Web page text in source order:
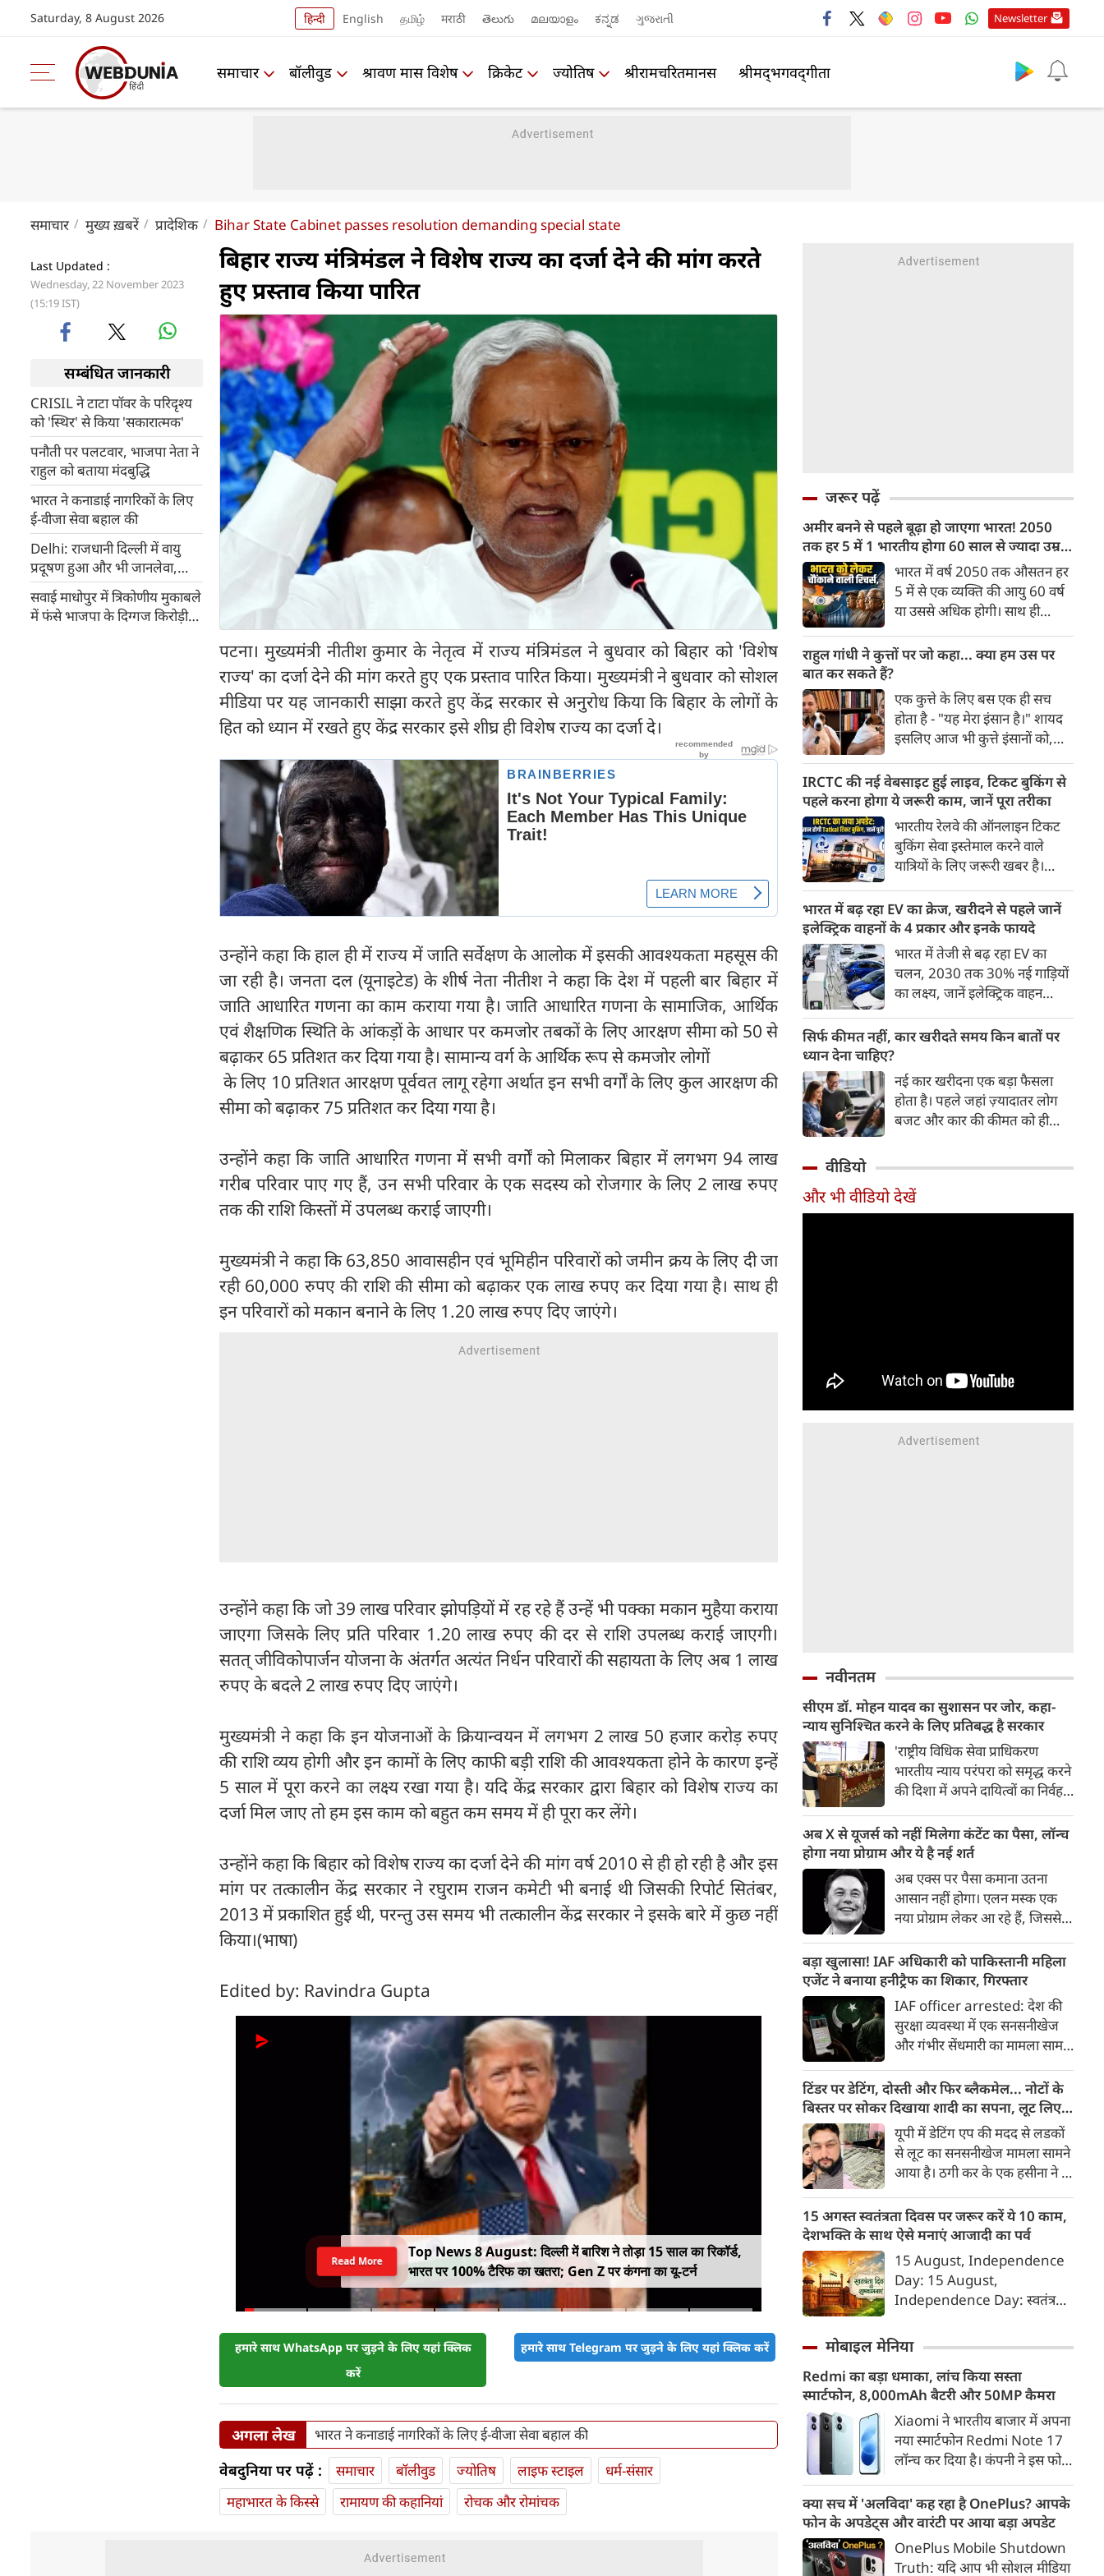
Saturday, 8 August 2026 हिन्दी English தமிழ் मराठी తెలుగు മലയാളം ಕನ್ನಡ ગુજરાતી Newsletter
समाचार बॉलीवुड श्रावण मास विशेष क्रिकेट ज्योतिष श्रीरामचरितमानस श्रीमद्‍भगवद्‍गीता
समाचार मुख्य ख़बरें प्रादेशिक Bihar State Cabinet passes resolution demanding special state
Last Updated :
Wednesday, 22 November 2023
(15:19 IST)
सम्बंधित जानकारी
CRISIL ने टाटा पॉवर के परिदृश्य
को 'स्थिर' से किया 'सकारात्मक'
पनौती पर पलटवार, भाजपा नेता ने
राहुल को बताया मंदबुद्धि
भारत ने कनाडाई नागरिकों के लिए
ई-वीजा सेवा बहाल की
Delhi: राजधानी दिल्ली में वायु
प्रदूषण हुआ और भी जानलेवा,
AQI बहुत खराब श्रेणी में पहुंचा
सवाई माधोपुर में त्रिकोणीय मुकाबले
में फंसे भाजपा के दिग्गज किरोड़ी
बिहार राज्य मंत्रिमंडल ने विशेष राज्य का दर्जा देने की मांग करते
हुए प्रस्ताव किया पारित
पटना। मुख्यमंत्री नीतीश कुमार के नेतृत्व में राज्य मंत्रिमंडल ने बुधवार को बिहार को 'विशेष
राज्य' का दर्जा देने की मांग करते हुए एक प्रस्ताव पारित किया। मुख्यमंत्री ने बुधवार को सोशल
मीडिया पर यह जानकारी साझा करते हुए केंद्र सरकार से अनुरोध किया कि बिहार के लोगों के
हित को ध्यान में रखते हुए केंद्र सरकार इसे शीघ्र ही विशेष राज्य का दर्जा दे।
उन्होंने कहा कि हाल ही में राज्य में जाति सर्वेक्षण के आलोक में इसकी आवश्यकता महसूस की
जा रही है। जनता दल (यूनाइटेड) के शीर्ष नेता नीतीश ने कहा कि देश में पहली बार बिहार में
जाति आधारित गणना का काम कराया गया है। जाति आधारित गणना के सामाजिक, आर्थिक
एवं शैक्षणिक स्थिति के आंकड़ों के आधार पर कमजोर तबकों के लिए आरक्षण सीमा को 50 से
बढ़ाकर 65 प्रतिशत कर दिया गया है। सामान्य वर्ग के आर्थिक रूप से कमजोर लोगों
के लिए 10 प्रतिशत आरक्षण पूर्ववत लागू रहेगा अर्थात इन सभी वर्गों के लिए कुल आरक्षण की
सीमा को बढ़ाकर 75 प्रतिशत कर दिया गया है।
उन्होंने कहा कि जाति आधारित गणना में सभी वर्गों को मिलाकर बिहार में लगभग 94 लाख
गरीब परिवार पाए गए हैं, उन सभी परिवार के एक सदस्य को रोजगार के लिए 2 लाख रुपए
तक की राशि किस्तों में उपलब्ध कराई जाएगी।
मुख्यमंत्री ने कहा कि 63,850 आवासहीन एवं भूमिहीन परिवारों को जमीन क्रय के लिए दी जा
रही 60,000 रुपए की राशि की सीमा को बढ़ाकर एक लाख रुपए कर दिया गया है। साथ ही
इन परिवारों को मकान बनाने के लिए 1.20 लाख रुपए दिए जाएंगे।
उन्होंने कहा कि जो 39 लाख परिवार झोपड़ियों में रह रहे हैं उन्हें भी पक्का मकान मुहैया कराया
जाएगा जिसके लिए प्रति परिवार 1.20 लाख रुपए की दर से राशि उपलब्ध कराई जाएगी।
सतत् जीविकोपार्जन योजना के अंतर्गत अत्यंत निर्धन परिवारों की सहायता के लिए अब 1 लाख
रुपए के बदले 2 लाख रुपए दिए जाएंगे।
मुख्यमंत्री ने कहा कि इन योजनाओं के क्रियान्वयन में लगभग 2 लाख 50 हजार करोड़ रुपए
की राशि व्यय होगी और इन कामों के लिए काफी बड़ी राशि की आवश्यकता होने के कारण इन्हें
5 साल में पूरा करने का लक्ष्य रखा गया है। यदि केंद्र सरकार द्वारा बिहार को विशेष राज्य का
दर्जा मिल जाए तो हम इस काम को बहुत कम समय में ही पूरा कर लेंगे।
उन्होंने कहा कि बिहार को विशेष राज्य का दर्जा देने की मांग वर्ष 2010 से ही हो रही है और इस
मांग पर तत्कालीन केंद्र सरकार ने रघुराम राजन कमेटी भी बनाई थी जिसकी रिपोर्ट सितंबर,
2013 में प्रकाशित हुई थी, परन्तु उस समय भी तत्कालीन केंद्र सरकार ने इसके बारे में कुछ नहीं
किया।(भाषा)
Edited by: Ravindra Gupta
Top News 8 August: दिल्ली में बारिश ने तोड़ा 15 साल का रिकॉर्ड,
भारत पर 100% टैरिफ का खतरा; Gen Z पर कंगना का यू-टर्न
Read More
हमारे साथ WhatsApp पर जुड़ने के लिए यहां क्लिक
करें
हमारे साथ Telegram पर जुड़ने के लिए यहां क्लिक करें
अगला लेख भारत ने कनाडाई नागरिकों के लिए ई-वीजा सेवा बहाल की
वेबदुनिया पर पढ़ें : समाचार बॉलीवुड ज्योतिष लाइफ स्‍टाइल
धर्म-संसार
महाभारत के किस्से
रामायण की कहानियां रोचक और रोमांचक
जरूर पढ़ें
अमीर बनने से पहले बूढ़ा हो जाएगा भारत! 2050
तक हर 5 में 1 भारतीय होगा 60 साल से ज्यादा उम्र
का
भारत में वर्ष 2050 तक औसतन हर
5 में से एक व्यक्ति की आयु 60 वर्ष
या उससे अधिक होगी। साथ ही
भारत में रहेंगे। ‘ट्रांसफॉर्म रूरल
अनुसार भारत विकसित देशों के
विपरीत समृद्ध बनने से पहले ही वृद्ध
होती आबादी वाले देश की श्रेणी में
पहुंच रहा है।
राहुल गांधी ने कुत्तों पर जो कहा... क्या हम उस पर
बात कर सकते हैं?
एक कुत्ते के लिए बस एक ही सच
होता है - "यह मेरा इंसान है।" शायद
इसलिए आज भी कुत्ते इंसानों को,
भू-राजनीति से लेकर कृत्रिम
बुद्धिमत्ता, जलवायु परिवर्तन से लेकर
क्रिकेट तक हर विषय पर बहस कर
सकते हैं, तो उस जीव पर भी एक
गंभीर चर्चा बनती है जिसने किसी भी
सभ्यता से पहले इंसान का साथ चुना
था। दुर्भाग्य यह है कि आज कुत्तों के
बारे में हमारी राय पशु-चिकित्सकों,
व्यवहार वैज्ञानिकों या विशेषज्ञों से
कम... और व्हाट्सऐप यूनिवर्सिटी से
ज़्यादा बनती है।
IRCTC की नई वेबसाइट हुई लाइव, टिकट बुकिंग से
पहले करना होगा ये जरूरी काम, जानें पूरा तरीका
भारतीय रेलवे की ऑनलाइन टिकट
बुकिंग सेवा इस्तेमाल करने वाले
यात्रियों के लिए जरूरी खबर है।
वेबसाइट का बीटा वर्जन लॉन्च कर
दिया है। करीब 24 साल पुराने
इंटरफेस के बाद वेबसाइट को नए
डिजाइन और कई नए फीचर्स के साथ
अपडेट किया गया है।
भारत में बढ़ रहा EV का क्रेज, खरीदने से पहले जानें
इलेक्ट्रिक वाहनों के 4 प्रकार और इनके फायदे
भारत में तेजी से बढ़ रहा EV का
चलन, 2030 तक 30% नई गाड़ियों
का लक्ष्य, जानें इलेक्ट्रिक वाहन
200 अरब रुपए का मौका
सिर्फ कीमत नहीं, कार खरीदते समय किन बातों पर
ध्यान देना चाहिए?
नई कार खरीदना एक बड़ा फैसला
होता है। पहले जहां ज़्यादातर लोग
बजट और कार की कीमत को ही
खरीदते समय किन बातों पर ध्यान
देना चाहिए।
वीडियो
और भी वीडियो देखें
नवीनतम
सीएम डॉ. मोहन यादव का सुशासन पर जोर, कहा-
न्याय सुनिश्चित करने के लिए प्रतिबद्ध है सरकार
'राष्ट्रीय विधिक सेवा प्राधिकरण
भारतीय न्याय परंपरा को समृद्ध करने
की दिशा में अपने दायित्वों का निर्वहन
थीम, एक आवाज, सशक्त भविष्य,
गरिमा, समावेशन के माध्यम से न्याय
पहुंचना है। न्याय, स्वतंत्रता और
बंधुत्व को लोकतंत्र का आधार बनाया
गया है। मध्यस्थता के माध्यम से छोटे-
छोटे मामलों का निपटारा कर हम केस
पेंडेंसी जैसे गंभीर विषयों पर मंथन
कर रहे हैं। हमारे लिए न्याय की
अवधारणा पंच परमेश्नरों की परंपरा
रही है, जिन्होंने कभी समझाइश
देकर, कभी समझौतों से विवादों को
सहजता से सुलझाया है।
अब X से यूजर्स को नहीं मिलेगा कंटेंट का पैसा, लॉन्‍च
होगा नया प्रोग्राम और ये है नई शर्त
अब एक्‍स पर पैसा कमाना उतना
आसान नहीं होगा। एलन मस्‍क एक
नया प्रोग्राम लेकर आ रहे हैं, जिससे
सकेगा। इसके लिए बकायदा एक शर्त
रख दी गई है।
बड़ा खुलासा! IAF अधिकारी को पाकिस्तानी महिला
एजेंट ने बनाया हनीट्रैफ का शिकार, गिरफ्तार
IAF officer arrested: देश की
सुरक्षा व्यवस्था में एक सनसनीखेज
और गंभीर सेंधमारी का मामला सामने
एक सेवारत अधिकारी को पाकिस्तानी
खुफिया एजेंसी (ISI) की महिला
एजेंट के मोहपाश (हनीट्रैप) में फंसकर
गोपनीय सैन्य जानकारी साझा करने
के आरोप में पुलिस ने गिरफ्तार किया
है।
टिंडर पर डेटिंग, दोस्ती और फिर ब्लैकमेल... नोटों के
बिस्तर पर सोकर दिखाया शादी का सपना, लूट लिए 6
करोड़ रुपए
यूपी में डेटिंग एप की मदद से लडकों
से लूट का सनसनीखेज मामला सामने
आया है। ठगी कर के एक हसीना ने 6
को फंसाना, फिर धमकी देकर
ब्‍लेकमेल करना। इसके लिए बहुत
शातिर तरीके से ये हसीना लोगों को
अपने जाल में फंसाती थी।
15 अगस्त स्वतंत्रता दिवस पर जरूर करें ये 10 काम,
देशभक्ति के साथ ऐसे मनाएं आजादी का पर्व
15 August, Independence
Day: 15 August,
Independence Day: स्वतंत्रता
अवकाश नहीं, बल्कि उन शहीदों को
सम्मान करने का दिन है, जिन्होंने हमें
यह आजादी दी। इस दिन को सार्थक
बनाने के लिए हमें कुछ खास कार्य
जरूर करने चाहिए, जिससे हमारे
अंदर राष्ट्रभक्ति की भावना और भी
मोबाइल मेनिया
Redmi का बड़ा धमाका, लांच किया सस्ता
स्मार्टफोन, 8,000mAh बैटरी और 50MP कैमरा
Xiaomi ने भारतीय बाजार में अपना
नया स्मार्टफोन Redmi Note 17
लॉन्च कर दिया है। कंपनी ने इस फोन
डिस्प्ले, 8,000mAh की बड़ी बैटरी
और Qualcomm Snapdragon
चिपसेट के साथ पेश किया है। फोन में
50MP का मेन कैमरा दिया गया है।
क्या सच में 'अलविदा' कह रहा है OnePlus? आपके
फोन के अपडेट्स और वारंटी पर आया बड़ा अपडेट
OnePlus Mobile Shutdown
Truth: यदि आप भी सोशल मीडिया